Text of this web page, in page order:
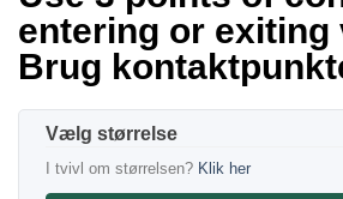
entering or exiting
Brug
størrelse
I tvivl om størrelsen? Klik her